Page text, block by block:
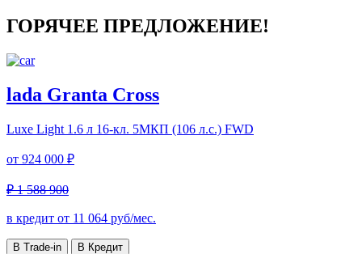
ГОРЯЧЕЕ ПРЕДЛОЖЕНИЕ!
lada Granta Cross
Luxe Light 1.6 л 16-кл. 5МКП (106 л.с.) FWD
от 924 000 ₽
₽ 1 588 900
в кредит от 11 064 руб/мес.
В Trade-in В Кредит